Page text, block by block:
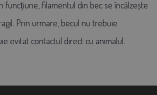
funcțiune, filamentul din bec se încălzește
Prin urmare, becul nu trebuie
evitat contactul direct cu animalul.